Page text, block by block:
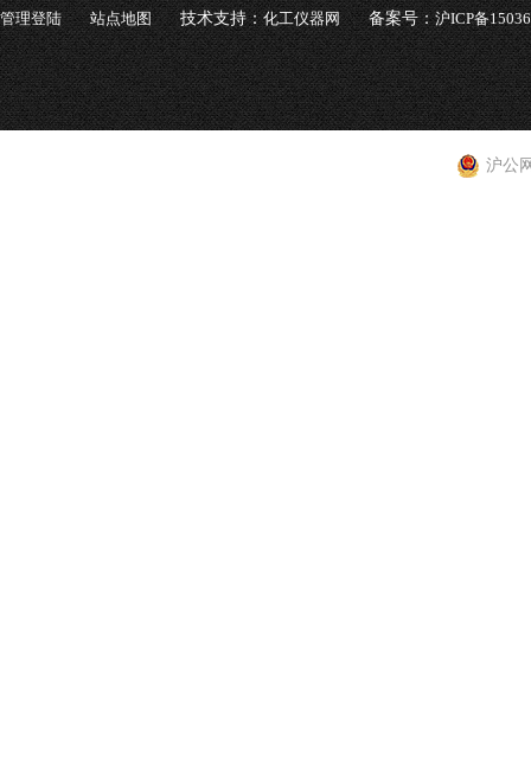
管理登陆 站点地图 技术支持：化工仪器网 备案号：沪ICP备
沪公